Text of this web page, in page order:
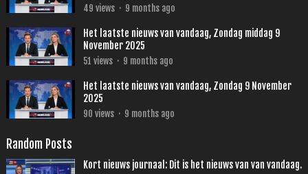
49 views · 9 months ago
Het laatste nieuws van vandaag, Zondag middag 9
November 2025
51 views · 9 months ago
Het laatste nieuws van vandaag, Zondag 9 November
2025
90 views · 9 months ago
Random Posts
Kort nieuws journaal: Dit is het nieuws van van vandaag.